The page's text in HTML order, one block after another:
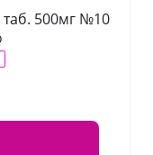
500мг №10